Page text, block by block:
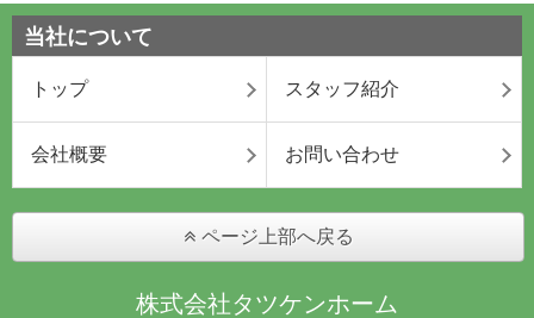
当社について
トップ スタッフ紹介
会社概要 お問い合わせ
ページ上部へ戻る
株式会社タツケンホーム